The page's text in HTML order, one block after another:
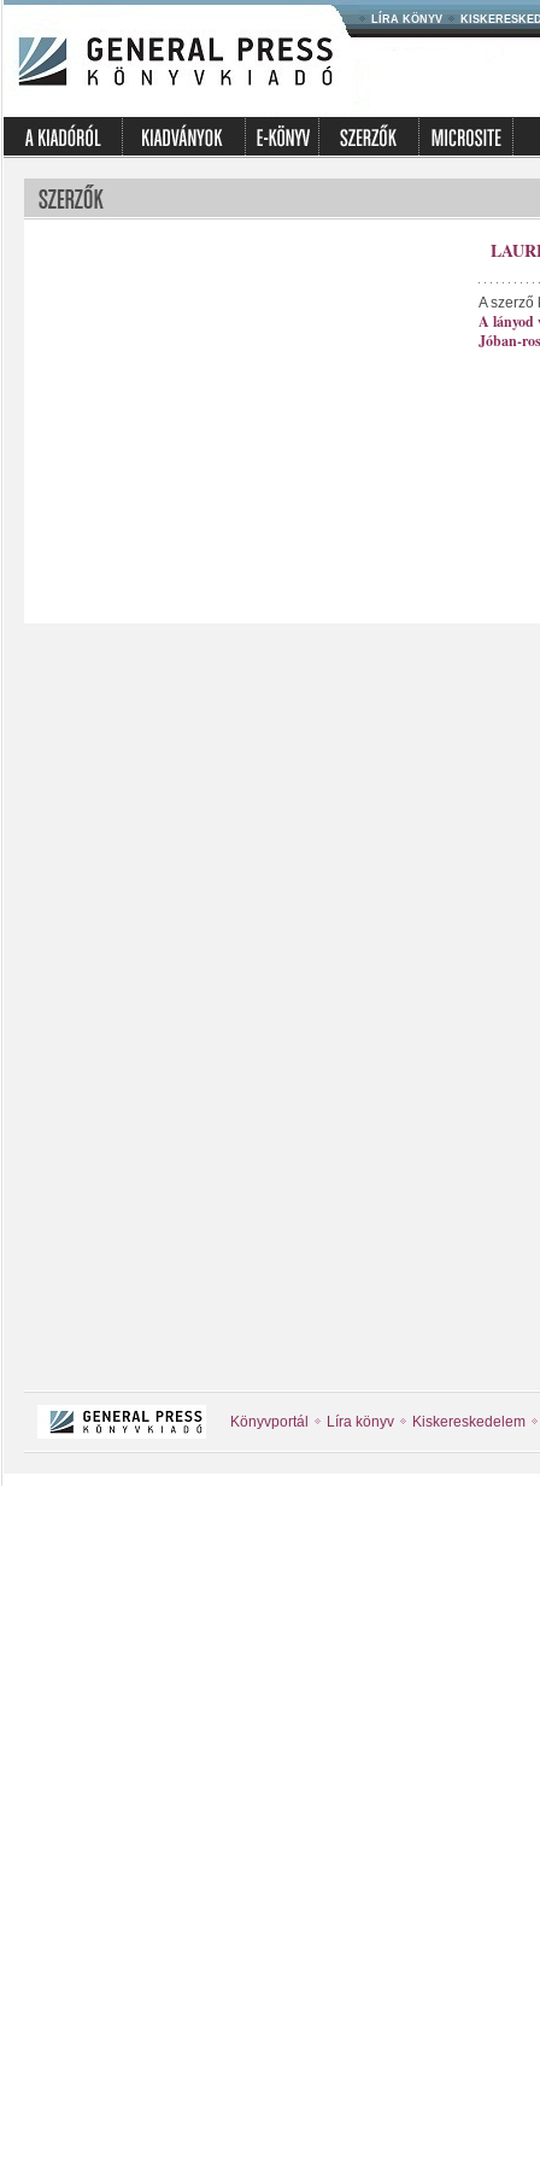
LÍRA KÖNYV
A szerző
A lányod
Jóban-
Könyvportál Líra könyv Kiskereskedelem